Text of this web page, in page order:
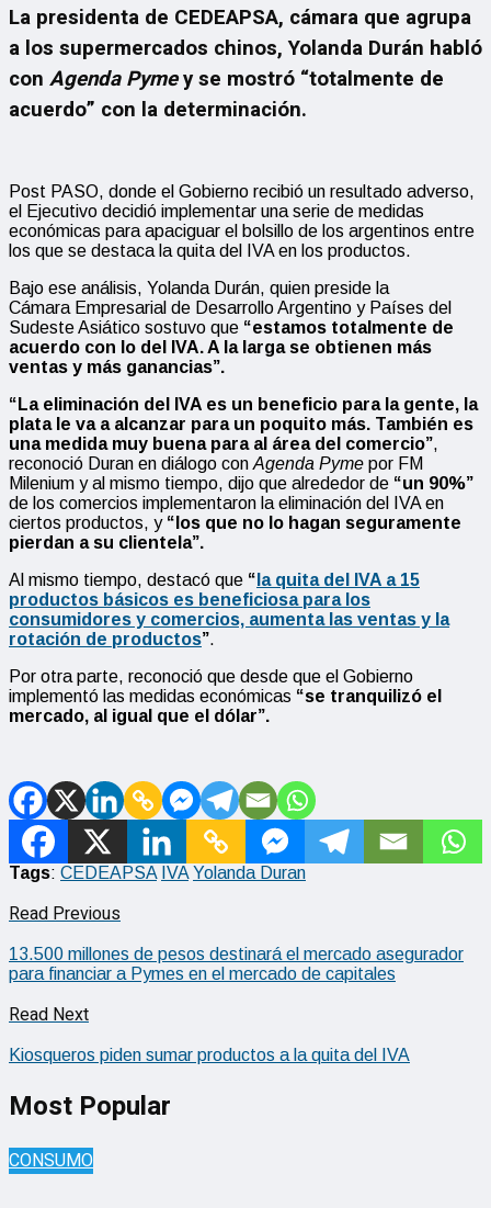
La presidenta de CEDEAPSA, cámara que agrupa
a los supermercados chinos, Yolanda Durán habló
con Agenda Pymey se mostró “totalmente de
acuerdo” con la determinación.
Post PASO, donde el Gobierno recibió un resultado adverso,
el Ejecutivo decidió implementar una serie de medidas
económicas para apaciguar el bolsillo de los argentinos entre
los que se destaca la quita del IVA en los productos.
Bajo ese análisis, Yolanda Durán, quien preside la
Cámara Empresarial de Desarrollo Argentino y Países del
Sudeste Asiático sostuvo que “estamos totalmente de
acuerd o con lo del IVA. A la larga se obtienen más
ventas y más ganancias”.
“La eliminación del IVA es un beneficio para la gente, la
plata le va a alcanzar para un poquito más. También es
una medida muy buena para al área del comercio”,
reconoció Duran en diálogo con Agenda Pyme por FM
Milenium y al mismo tiempo, dijo que alrededor de “un 90%”
de los comercios implementaron la eliminación del IVA en
ciertos productos, y“los que no lo hagan seguramente
pierdan a su clientela”.
Al mismo tiempo, destacó que “ la quita del IVA a 15
productos básicos es beneficiosa para los
consumidores y comercios, aumenta las ventas y la
rotación de productos”.
Por otra parte, reconoció que desde que el Gobierno
implementó las medidas económicas “se tranquilizó el
mercado, al igual que el dólar”.
Tags: CEDEAPSA IVA Yolanda Duran
Read Previous
13.500 millones de pesos destinará el mercado asegurador
para financiar a Pymes en el mercado de capitales
Read Next
Kiosqueros piden sumar productos a la quita del IVA
Most Popular
CONSUMO